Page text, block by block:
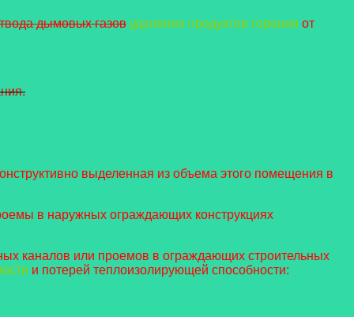
дымовых газов удаления продуктов горения от
выделенная из объема этого помещения в
в наружных ограждающих конструкциях
каналов или проемов в ограждающих строительных
и потерей теплоизолирующей способности: